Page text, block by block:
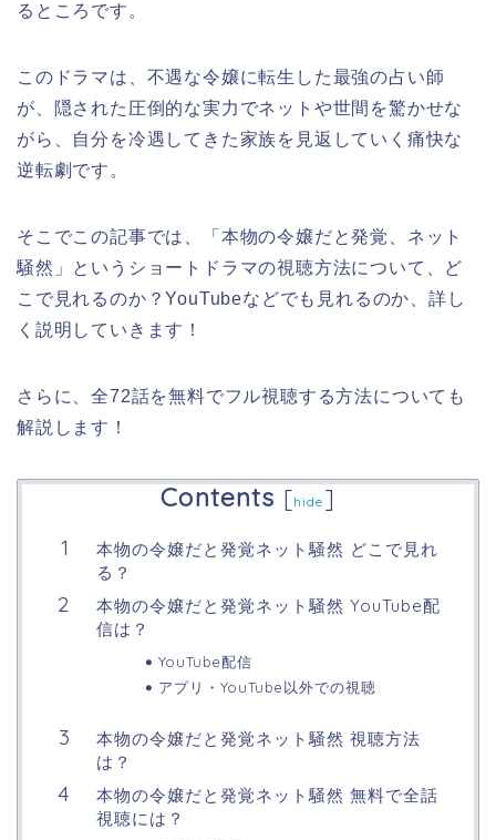
るところです。
このドラマは、不遇な令嬢に転生した最強の占い師
が、隠された圧倒的な実力でネットや世間を驚かせな
がら、自分を冷遇してきた家族を見返していく痛快な
逆転劇です。
そこでこの記事では、
「本物の令嬢だと発覚、ネット
騒然 」 というショートドラマの視聴方法について、ど
こで見れるのか？YouTubeなどでも見れるのか、詳し
く説明していきます！
さらに、全72話を無料でフル視聴する方法についても
解説します！
Contents [hide ]
本物の令嬢だと発覚ネット騒然 どこで見れ
る？
本物の令嬢だと発覚ネット騒然 YouTube配
信は？
YouTube配信
アプリ・YouTube以外での視聴
本物の令嬢だと発覚ネット騒然 視聴方法
は？
本物の令嬢だと発覚ネット騒然 無料で全話
視聴には？